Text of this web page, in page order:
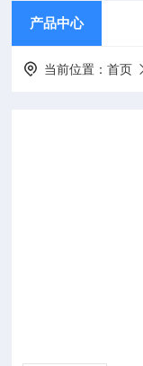
产品中心
当前位置：首页